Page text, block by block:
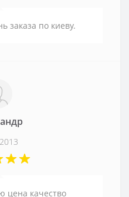
заказа по киеву.
цена качество